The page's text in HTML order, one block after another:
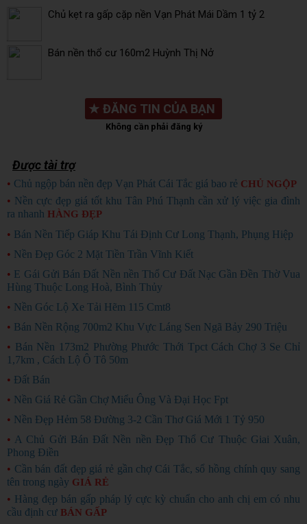
Chủ kẹt ra gấp cặp nền Vạn Phát Mái Dầm 1 tỷ 2
Bán nền thổ cư 160m2 Huỳnh Thị Nở
★ ĐĂNG TIN CỦA BẠN
Không cần phải đăng ký
Được tài trợ
• Chủ ngộp bán nền đẹp Vạn Phát Cái Tắc giá bao rẻ CHỦ NGỘP
• Nền cực đẹp giá tốt khu Tân Phú Thạnh cần xử lý việc gia đình
ra nhanh HÀNG ĐẸP
• Bán Nền Tiếp Giáp Khu Tái Định Cư Long Thạnh, Phụng Hiệp
• Nền Đẹp Góc 2 Mặt Tiền Trần Vĩnh Kiết
• E Gái Gửi Bán Đất Nền nền Thổ Cư Đất Nạc Gần Đền Thờ Vua
Hùng Thuộc Long Hoà, Bình Thủy
• Nền Góc Lộ Xe Tải Hẽm 115 Cmt8
• Bán Nền Rộng 700m2 Khu Vực Láng Sen Ngã Bảy 290 Triệu
• Bán Nền 173m2 Phường Phước Thới Tpct Cách Chợ 3 Se Chỉ
1,7km , Cách Lộ Ô Tô 50m
• Đất Bán
• Nền Giá Rẻ Gần Chợ Miểu Ông Và Đại Học Fpt
• Nền Đẹp Hẻm 58 Đường 3-2 Cần Thơ Giá Mới 1 Tỷ 950
• A Chủ Gửi Bán Đất Nền nền Đẹp Thổ Cư Thuộc Giai Xuân,
Phong Điền
• Cần bán đất đẹp giá rẻ gần chợ Cái Tắc, sổ hồng chính quy sang
tên trong ngày GIÁ RẺ
• Hàng đẹp bán gấp pháp lý cực kỳ chuẩn cho anh chị em có nhu
cầu định cư BÁN GẤP